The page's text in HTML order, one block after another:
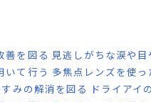
善を図る 見逃しがちな涙や目
いて行う 多焦点レンズを使
みの解消を図る ドライアイ